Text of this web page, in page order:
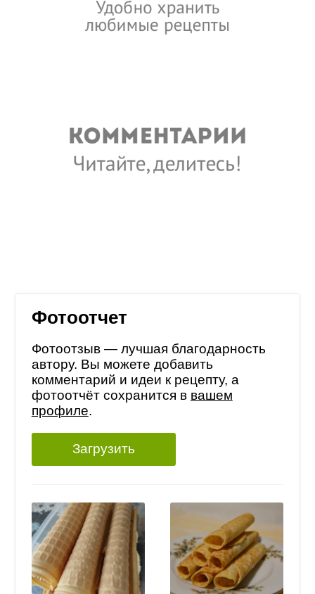
Фотоотчет
Фотоотзыв — лучшая благодарность
автору. Вы можете добавить
комментарий и идеи к рецепту, а
фотоотчёт сохранится в вашем
профиле.
Загрузить